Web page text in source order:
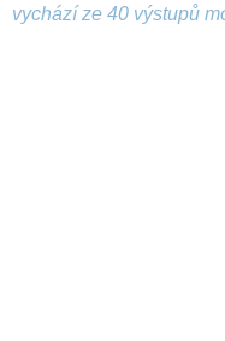
vychází ze 40 výstupů